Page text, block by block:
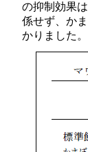
の抑制効果
係せず、か
かりました。